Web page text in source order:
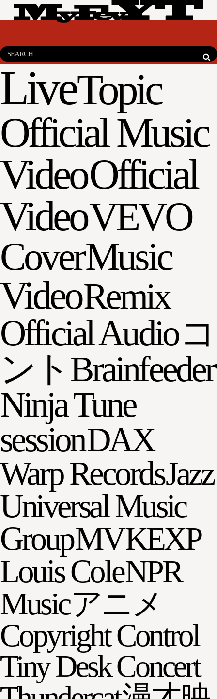
LiveTopic
Official Music
VideoOfficial
VideoVEVO
CoverMusic
VideoRemix
Official Audioコ
ント Brainfeeder
Ninja Tune
sessionDAX
Warp RecordsJazz
Universal Music
GroupMVKEXP
Louis ColeNPR
Musicアニメ
Copyright Control
Tiny Desk Concert